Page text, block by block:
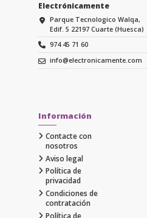
Electrónicamente
Parque Tecnologico Walqa,
Edif. 5 22197 Cuarte (Huesca)
974 45 71 60
info@electronicamente.com
Información
Contacte con
nosotros
Aviso legal
Política de
privacidad
Condiciones de
contratación
Política de